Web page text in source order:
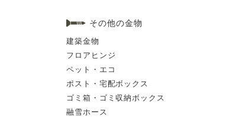
その他の金物
建築金物
フロアヒンジ
ペット・エコ
ポスト・宅配ボックス
ゴミ箱・ゴミ収納ボックス
融雪ホース